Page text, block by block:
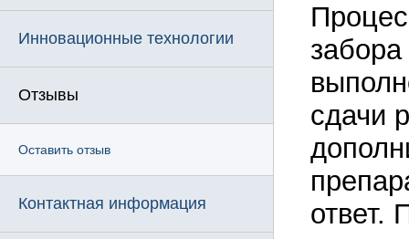
Инновационные технологии
Отзывы
Оставить отзыв
Контактная информация
сдачи
ответ.